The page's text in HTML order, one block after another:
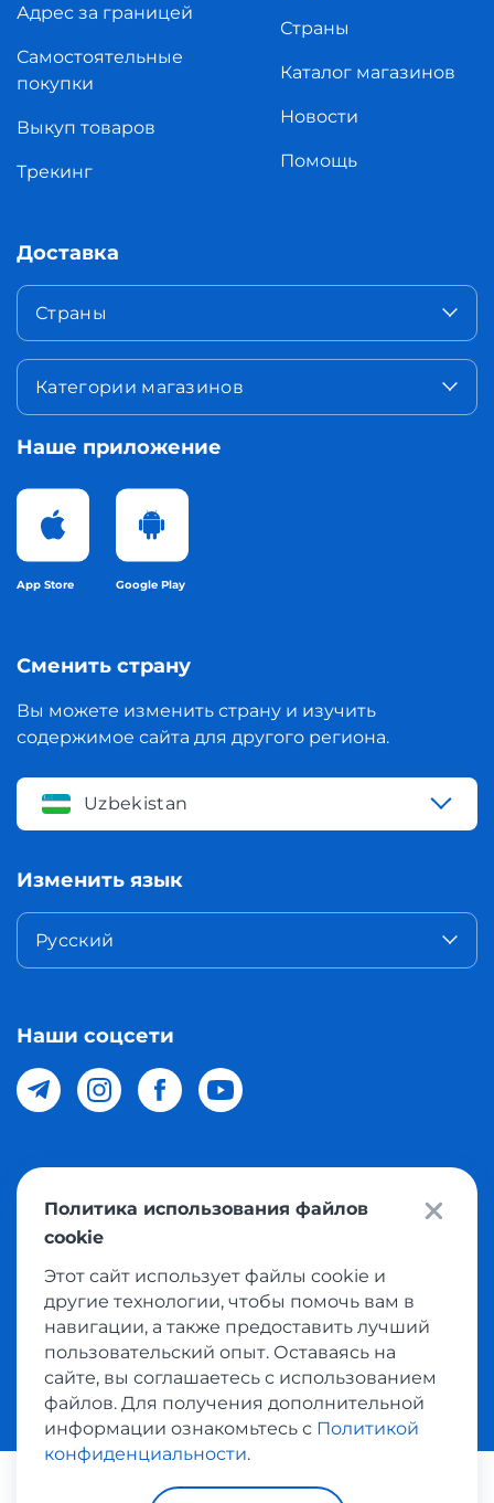
Адрес за границей
Самостоятельные
покупки
Выкуп товаров
Трекинг
Страны
Каталог магазинов
Новости
Помощь
Доставка
Страны
Категории магазинов
Наше приложение
App Store Google Play
Сменить страну
Вы можете изменить страну и изучить
содержимое сайта для другого региона.
Uzbekistan
Изменить язык
Русский
Наши соцсети
© 2026 Meest Shopping доставка покупок с интернет
магазинов мира в Узбекистан. Все права защищены
Политика конфиденциальности
Условия использования сервисом выкупа товаров
Платежные системы:
Политика использования файлов
cookie
Этот сайт использует файлы cookie и
другие технологии, чтобы помочь вам в
навигации, а также предоставить лучший
пользовательский опыт. Оставаясь на
сайте, вы соглашаетесь с использованием
файлов. Для получения дополнительной
информации ознакомьтесь с Политикой
конфиденциальности.